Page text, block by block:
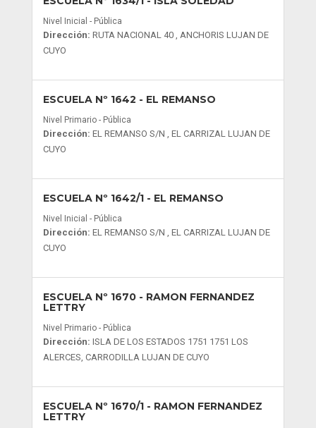
Nivel Inicial - Pública
Dirección: RUTA NACIONAL 40 , ANCHORIS LUJAN DE
CUYO
ESCUELA Nº 1642 - EL REMANSO
Nivel Primario - Pública
Dirección: EL REMANSO S/N , EL CARRIZAL LUJAN DE
CUYO
ESCUELA Nº 1642/1- EL REMANSO
Nivel Inicial - Pública
Dirección: EL REMANSO S/N , EL CARRIZAL LUJAN DE
CUYO
ESCUELA Nº 1670- RAMON FERNANDEZ
LETTRY
Nivel Primario - Pública
Dirección: ISLA DE LOS ESTADOS 1751 1751 LOS
ALERCES, CARRODILLA LUJAN DE CUYO
ESCUELA Nº 1670/1- RAMON FERNANDEZ
LETTRY